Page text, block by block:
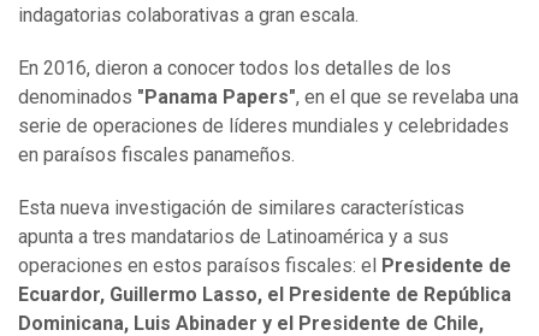
indagatorias colaborativas a gran escala.
En 2016, dieron a conocer todos los detalles de los
denominados "Panama Papers", en el que se revelaba una
serie de operaciones de líderes mundiales y celebridades
en paraísos fiscales panameños.
Esta nueva investigación de similares características
apunta a tres mandatarios de Latinoamérica y a sus
operaciones en estos paraísos fiscales: el
Presidente de
Ecuardor, Guillermo Lasso, el Presidente de República
Dominicana, Luis Abinader y el Presidente de Chile,